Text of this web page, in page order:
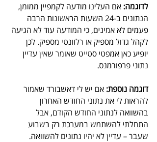
לדוגמה: אם העלינו מודעה לקמפיין ממומן,
הנתונים ב-24 השעות הראשונות הרבה
פעמים לא אמינים, כי המודעה עוד לא הגיעה
לקהל גדול מספיק או רלוונטי מספיק. לכן
יופיע כאן אמפטי סטייט שאומר שאין עדיין
נתוני פרפורמנס.
דוגמה נוספת: אם יש לי דאשבורד שאמור
להראות לי את נתוני החודש האחרון
בהשוואה לנתוני החודש הקודם, אבל
התחלתי להשתמש במערכת רק בשבוע
שעבר – עדיין לא יהיו נתונים להשוואה.